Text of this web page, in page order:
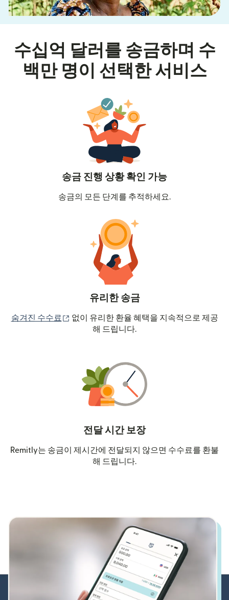
수십억 달러를 송금하며 수
백만 명이 선택한 서비스
송금 진행 상황 확인 가능
송금의 모든 단계를 추적하세요.
유리한 송금
숨겨진 수수료 (새 창에서 열림)
없이 유리한 환율 혜택을 지속적으로 제공
해 드립니다.
전달 시간 보장
Remitly는 송금이 제시간에 전달되지 않으면 수수료를 환불
해 드립니다.